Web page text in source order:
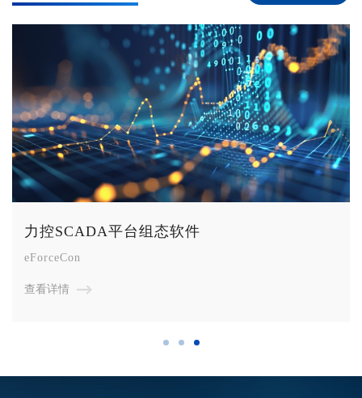
力控SCADA平台组态软件
eForceCon
查看详情